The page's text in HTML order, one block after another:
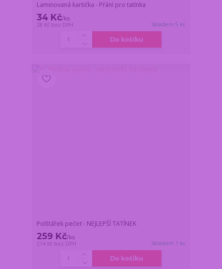
Laminovaná kartička - Přání pro tatínka
34 Kč/ks
28 Kč bez DPH Skladem 5 ks
Do košíku
Polštářek pečeť - NEJLEPŠÍ TATÍNEK
259 Kč/ks
214 Kč bez DPH Skladem 1 ks
Do košíku